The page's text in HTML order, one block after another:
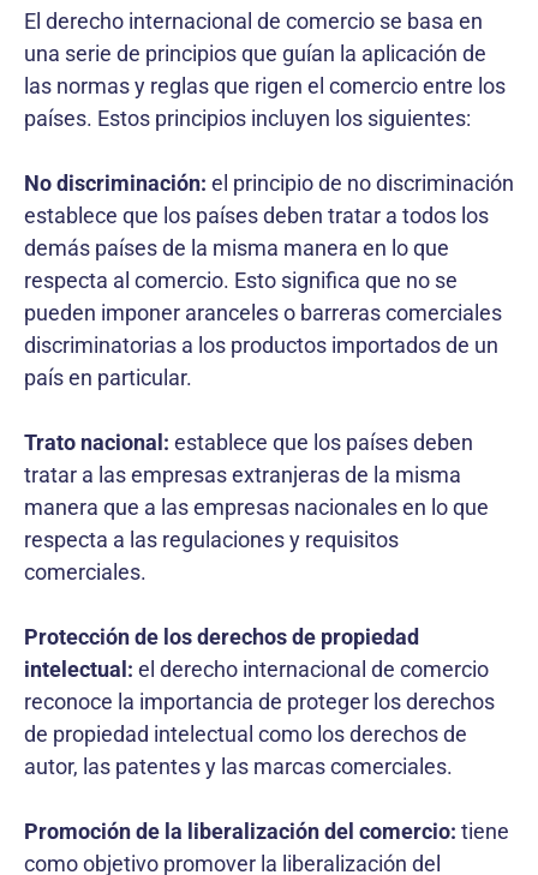
El derecho internacional de comercio se basa en
una serie de principios que guían la aplicación de
las normas y reglas que rigen el comercio entre los
países. Estos principios incluyen los siguientes:
No discriminación: el principio de no discriminación
establece que los países deben tratar a todos los
demás países de la misma manera en lo que
respecta al comercio. Esto significa que no se
pueden imponer aranceles o barreras comerciales
discriminatorias a los productos importados de un
país en particular.
Trato nacional: establece que los países deben
tratar a las empresas extranjeras de la misma
manera que a las empresas nacionales en lo que
respecta a las regulaciones y requisitos
comerciales.
Protección de los derechos de propiedad
intelectual: el derecho internacional de comercio
reconoce la importancia de proteger los derechos
de propiedad intelectual como los derechos de
autor, las patentes y las marcas comerciales.
Promoción de la liberalización del comercio: tiene
como objetivo promover la liberalización del